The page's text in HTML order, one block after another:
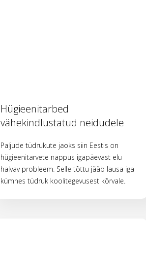
Hügieenitarbed
vähekindlustatud neidudele
Paljude tüdrukute jaoks siin Eestis on
hügieenitarvete nappus igapäevast elu
halvav probleem. Selle tõttu jääb lausa iga
kümnes tüdruk koolitegevusest kõrvale.